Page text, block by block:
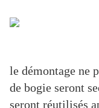
le démontage ne
de bogie seront
seront réutilisés